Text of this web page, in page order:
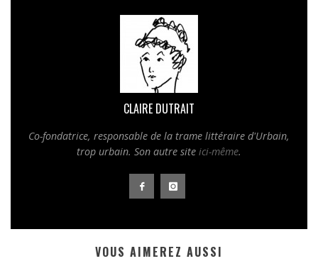
CLAIRE DUTRAIT
Co-fondatrice, responsable de la trame littéraire d'Urbain,
trop urbain. Son autre site ici-même.
VOUS AIMEREZ AUSSI